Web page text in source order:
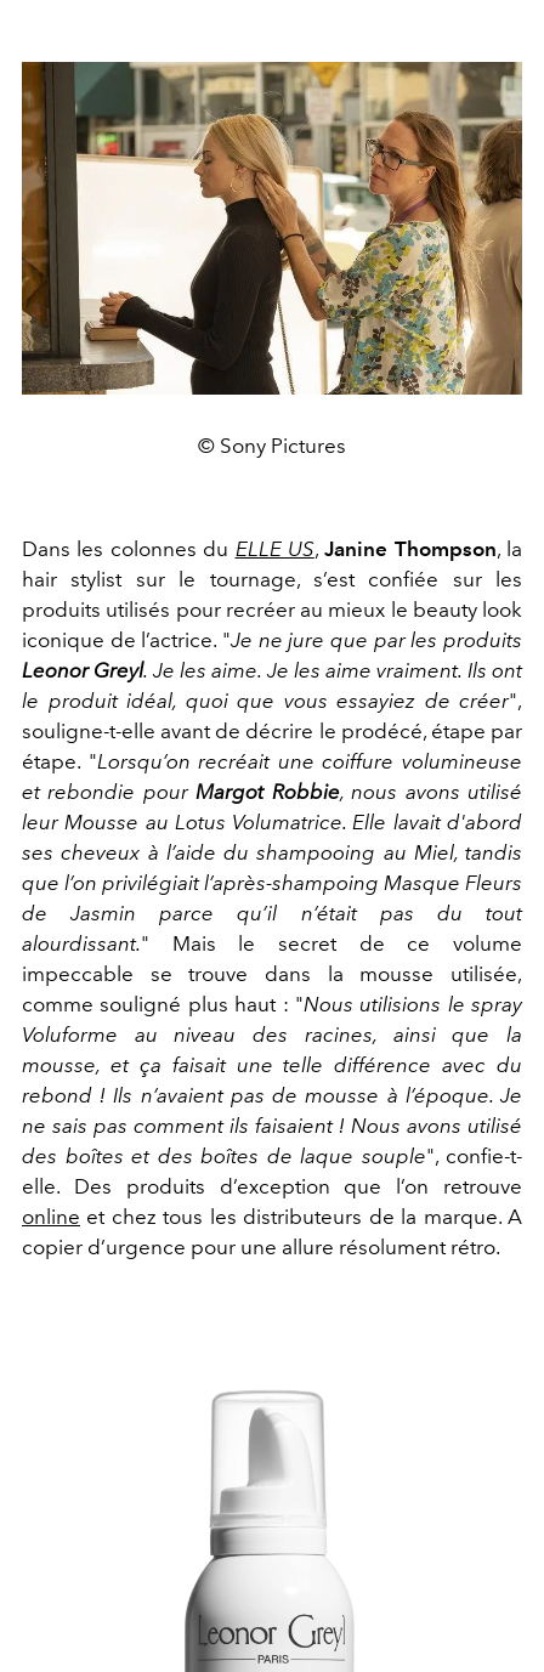
© Sony Pictures
Dans les colonnes du ELLE US,Janine Thompson, la
hair stylist sur le tournage, s’est confiée sur les
produits utilisés pour recréer au mieux le beauty look
iconique de l’actrice. "Je ne jure que par les produits
Leonor Greyl. Je les aime. Je les aime vraiment. Ils ont
le produit idéal, quoi que vous essayiez de créer",
souligne-t-elle avant de décrire le prodécé, étape par
étape. "Lorsqu’on recréait une coiffure volumineuse
et rebondie pourMargot Robbie, nous avons utilisé
leur Mousse au Lotus Volumatrice. Elle lavait d'abord
ses cheveux à l’aide du shampooing au Miel, tandis
que l’on privilégiait l’après-shampoing Masque Fleurs
de Jasmin parce qu’il n’était pas du tout
alourdissant." Mais le secret de ce volume
impeccable se trouve dans la mousse utilisée,
comme souligné plus haut : "Nous utilisions le spray
Voluforme au niveau des racines, ainsi que la
mousse, et ça faisait une telle différence avec du
rebond ! Ils n’avaient pas de mousse à l’époque. Je
ne sais pas comment ils faisaient ! Nous avons utilisé
des boîtes et des boîtes de laque souple", confie-t-
elle. Des produits d’exception que l’on retrouve
online et chez tous les distributeurs de la marque. A
copier d’urgence pour une allure résolument rétro.